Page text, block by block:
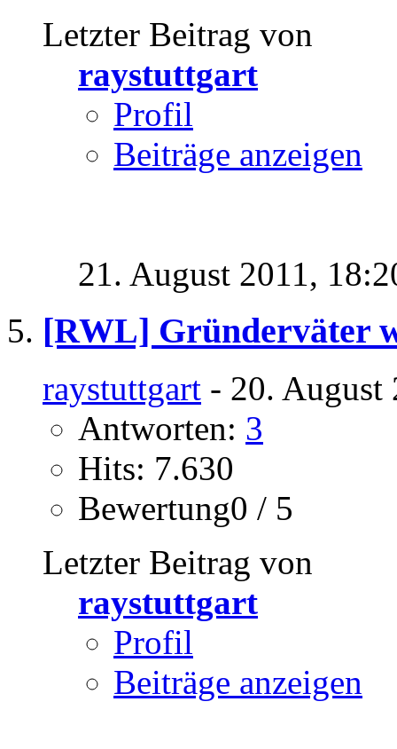
Letzter Beitrag von
raystuttgart
Profil
Beiträge anzeigen
21. August 2011,
[RWL] Gründerväter
raystuttgart - 20. August
Antworten: 3
Hits: 7.630
Bewertung0 / 5
Letzter Beitrag von
raystuttgart
Profil
Beiträge anzeigen